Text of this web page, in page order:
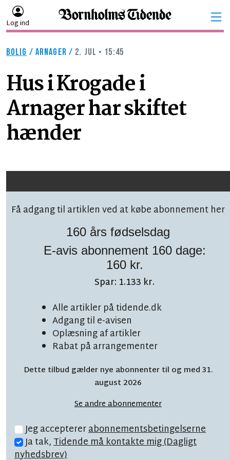
Log ind
BOLIG / ARNAGER / 2. JUL • 15:45
Hus i Krogade i
Arnager har skiftet
hænder
Få adgang til artiklen ved at købe abonnement her
160 års fødselsdag
E-avis abonnement 160 dage:
160 kr.
Spar: 1.133 kr.
Alle artikler på tidende.dk
Adgang til e-avisen
Oplæsning af artikler
Rabat på arrangementer
Dette tilbud gælder nye abonnenter til og med 31.
august 2026
Se andre abonnementer
Jeg acceptererabonnementsbetingelserne
Ja tak,Tidende må kontakte mig (Dagligt
nyhedsbrev)
LÆSETID 3 MIN.
Stor millionbesparelse
på skolebusser vil blive
spist af solokørsel til 16